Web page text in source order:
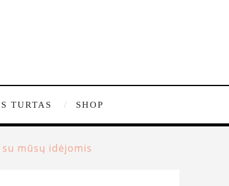
TURTAS SHOP
mūsų idėjomis